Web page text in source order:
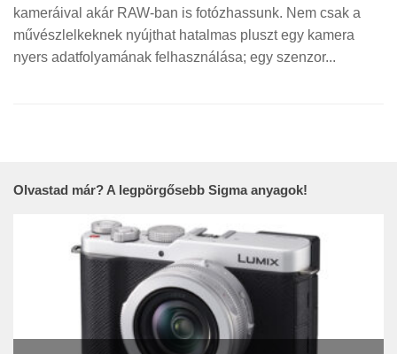
kameráival akár RAW-ban is fotózhassunk. Nem csak a
művészlelkeknek nyújthat hatalmas pluszt egy kamera
nyers adatfolyamának felhasználása; egy szenzor...
Olvastad már? A legpörgősebb Sigma anyagok!